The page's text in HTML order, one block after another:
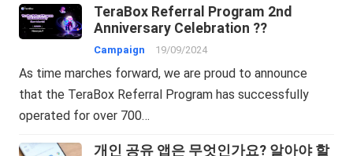
TeraBox Referral Program 2nd
Anniversary Celebration ??
Campaign 19/09/2024
As time marches forward, we are proud to announce
that the TeraBox Referral Program has successfully
operated for over 700…
개인 공유 앱은 무엇인가요? 알아야 할